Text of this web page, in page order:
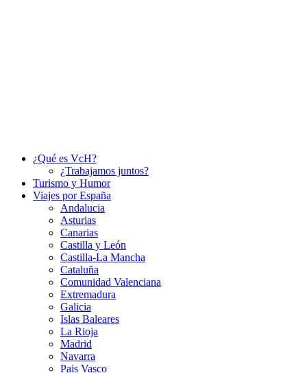
¿Qué es VcH?
¿Trabajamos juntos?
Turismo y Humor
Viajes por España
Andalucia
Asturias
Canarias
Castilla y León
Castilla-La Mancha
Cataluña
Comunidad Valenciana
Extremadura
Galicia
Islas Baleares
La Rioja
Madrid
Navarra
Pais Vasco